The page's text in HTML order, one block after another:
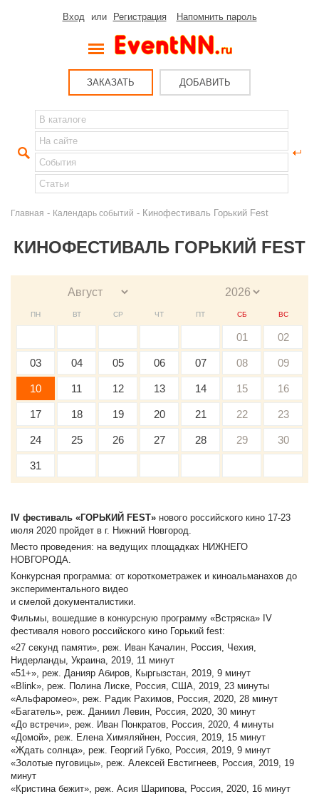
Вход или Регистрация Напомнить пароль
ЗАКАЗАТЬ ДОБАВИТЬ
Главная - Календарь событий - Кинофестиваль Горький Fest
КИНОФЕСТИВАЛЬ ГОРЬКИЙ FEST
ПН ВТ СР ЧТ ПТ СБ ВС
01 02
03 04 05 06 07 08 09
10 11 12 13 14 15 16
17 18 19 20 21 22 23
24 25 26 27 28 29 30
31
IV фестиваль «ГОРЬКИЙ FEST» нового российского кино 17-23
июля 2020 пройдет в г. Нижний Новгород.
Место проведения: на ведущих площадках НИЖНЕГО
НОВГОРОДА.
Конкурсная программа: от короткометражек и киноальманахов до
экспериментального видео
и смелой документалистики.
Фильмы, вошедшие в конкурсную программу «Встряска» IV
фестиваля нового российского кино Горький fest:
«27 секунд памяти», реж. Иван Качалин, Россия, Чехия,
Нидерланды, Украина, 2019, 11 минут
«51+», реж. Данияр Абиров, Кыргызстан, 2019, 9 минут
«Blink», реж. Полина Лиске, Россия, США, 2019, 23 минуты
«Альфаромео», реж. Радик Рахимов, Россия, 2020, 28 минут
«Багатель», реж. Даниил Левин, Россия, 2020, 30 минут
«До встречи», реж. Иван Понкратов, Россия, 2020, 4 минуты
«Домой», реж. Елена Химяляйнен, Россия, 2019, 15 минут
«Ждать солнца», реж. Георгий Губко, Россия, 2019, 9 минут
«Золотые пуговицы», реж. Алексей Евстигнеев, Россия, 2019, 19
минут
«Кристина бежит», реж. Асия Шарипова, Россия, 2020, 16 минут